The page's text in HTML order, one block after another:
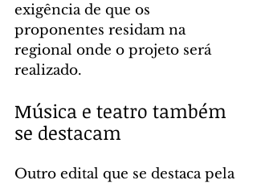
exigência de que os
proponentes residam na
regional onde o projeto será
realizado.
Música e teatro também
se destacam
Outro edital que se destaca pela